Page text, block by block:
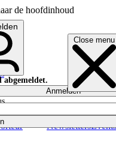
de hoofdinhoud
Close menu
NewslettersEvents
abgemeldet.
Anmelden